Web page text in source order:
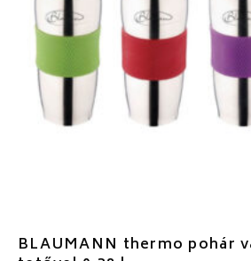
BLAUMANN thermo pohár